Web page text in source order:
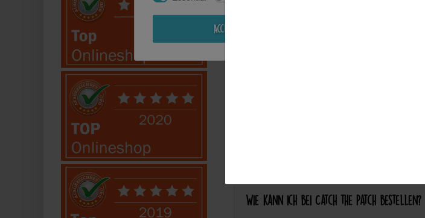
Wie kann ich bei Catch the Patch bestellen?
Accept all